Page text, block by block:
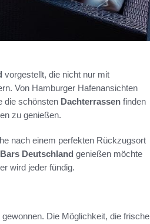
vorgestellt, die nicht nur mit
Von Hamburger Hafenansichten
die schönsten Dachterrassen finden
zu genießen.
nach einem perfekten Rückzugsort
Deutschland genießen möchte
wird jeder fündig.
Die Möglichkeit, die frische